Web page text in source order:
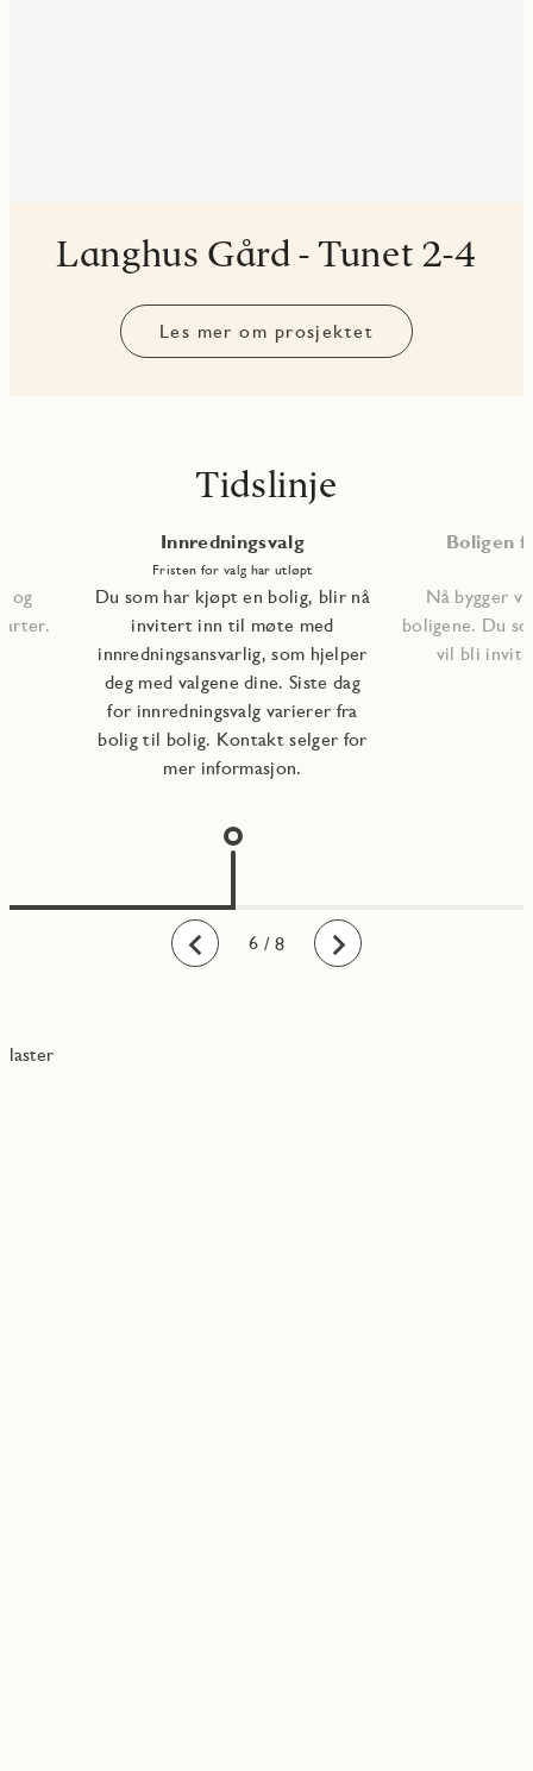
Langhus Gård - Tunet 2-4
Les mer om prosjektet
Tidslinje
Bakover
og
Innredningsvalg
Fristen for valg har utløpt
Du som har kjøpt en bolig, blir nå
invitert inn til møte med
innredningsansvarlig, som hjelper
deg med valgene dine. Siste dag
for innredningsvalg varierer fra
bolig til bolig. Kontakt selger for
mer informasjon.
Boligen
Nå bygger
boligene. Du
vil bli
Fremover
1
2
3
4
5
6
7
8 / 8
laster